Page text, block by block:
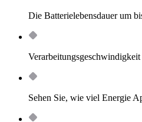
Die Batterielebensdauer um
Verarbeitungsgeschwindigkeit
Sehen Sie, wie viel Energie